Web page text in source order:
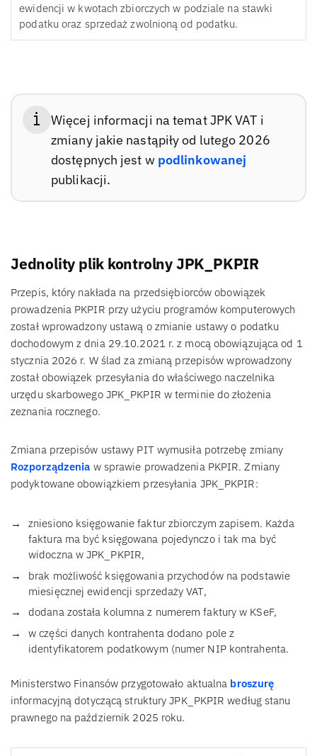
ewidencji w kwotach zbiorczych w podziale na stawki
podatku oraz sprzedaż zwolnioną od podatku.
Więcej informacji na temat JPK VAT i
zmiany jakie nastąpiły od lutego 2026
dostępnych jest w podlinkowanej
publikacji.
Jednolity plik kontrolny JPK_PKPIR
Przepis, który nakłada na przedsiębiorców obowiązek
prowadzenia PKPIR przy użyciu programów komputerowych
został wprowadzony ustawą o zmianie ustawy o podatku
dochodowym z dnia 29.10.2021 r. z mocą obowiązująca od 1
stycznia 2026 r. W ślad za zmianą przepisów wprowadzony
został obowiązek przesyłania do właściwego naczelnika
urzędu skarbowego JPK_PKPIR w terminie do złożenia
zeznania rocznego.
Zmiana przepisów ustawy PIT wymusiła potrzebę zmiany
Rozporządzenia w sprawie prowadzenia PKPIR. Zmiany
podyktowane obowiązkiem przesyłania JPK_PKPIR:
zniesiono księgowanie faktur zbiorczym zapisem. Każda
faktura ma być księgowana pojedynczo i tak ma być
widoczna w JPK_PKPIR,
brak możliwość księgowania przychodów na podstawie
miesięcznej ewidencji sprzedaży VAT,
dodana została kolumna z numerem faktury w KSeF,
w części danych kontrahenta dodano pole z
identyfikatorem podatkowym (numer NIP kontrahenta.
Ministerstwo Finansów przygotowało aktualna broszurę
informacyjną dotyczącą struktury JPK_PKPIR według stanu
prawnego na październik 2025 roku.